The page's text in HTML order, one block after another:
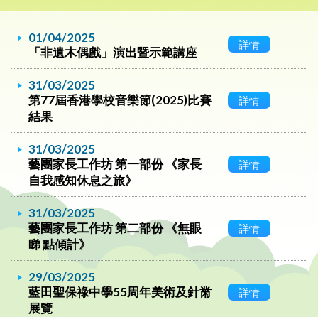
01/04/2025
「非遺木偶戲」演出暨示範講座
詳情
31/03/2025
第77屆香港學校音樂節(2025)比賽
結果
詳情
31/03/2025
藝團家長工作坊 第一部份 《家長
自我感知休息之旅》
詳情
31/03/2025
藝團家長工作坊 第二部份 《無眼
睇 點傾計》
詳情
29/03/2025
藍田聖保祿中學55周年美術及針黹
展覽
詳情